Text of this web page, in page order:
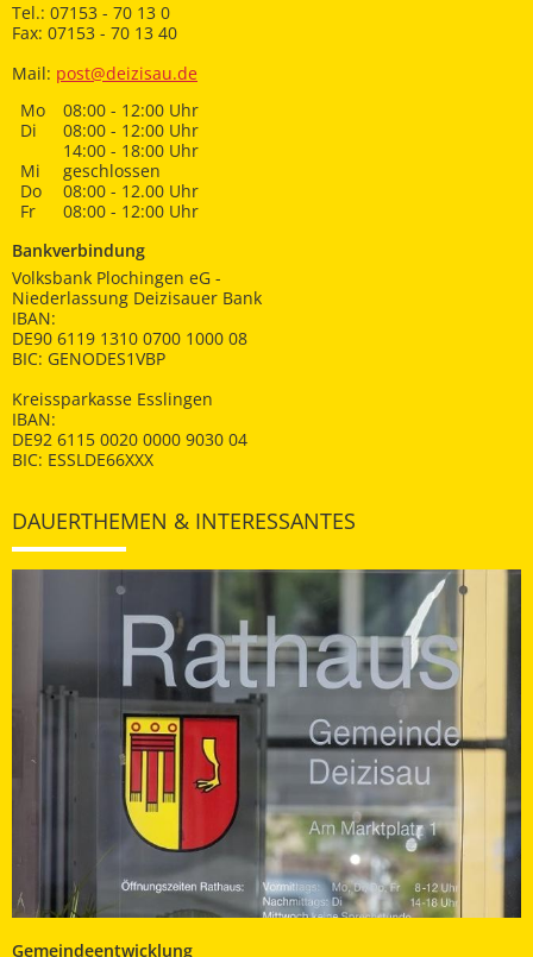
Tel.: 07153 - 70 13 0
Fax: 07153 - 70 13 40
Mail: post@deizisau.de
Mo
08:00 - 12:00 Uhr
Di
08:00 - 12:00 Uhr
14:00 - 18:00 Uhr
Mi
geschlossen
Do
08:00 - 12.00 Uhr
Fr
08:00 - 12:00 Uhr
Bankverbindung
Volksbank Plochingen eG -
Niederlassung Deizisauer Bank
IBAN:
DE90 6119 1310 0700 1000 08
BIC: GENODES1VBP
Kreissparkasse Esslingen
IBAN:
DE92 6115 0020 0000 9030 04
BIC: ESSLDE66XXX
DAUERTHEMEN & INTERESSANTES
Gemeindeentwicklung